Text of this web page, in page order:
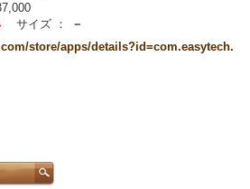
サイズ ：
－
store/apps/details?id=com.easytech.